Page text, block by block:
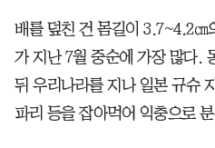
배를 덮친 건 몸길이 3.7~4.2㎝
가 지난 7월 중순에 가장 많다.
뒤 우리나라를 지나 일본 규슈
파리 등을 잡아먹어 익충으로